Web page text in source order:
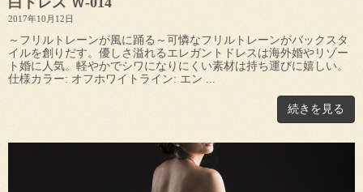
2017年10月12日
～フリルトレーンが風に踊る～可憐なフリルトレーンがバックスタ
イルを創りだす。優しさ溢れるエレガントドレスは海外婚やリゾー
ト婚に人気。軽やかでシワになりにくい素材は持ち運びに嬉しい。
仕様カラー: オフホワイトライン: エン ...
続きを見る